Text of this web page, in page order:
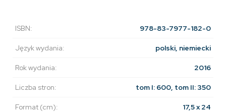
ISBN: 978-83-7977-182-0
Język wydania: polski, niemiecki
Rok wydania: 2016
Liczba stron: tom I: 600, tom II: 350
Format (cm): 17,5 x 24